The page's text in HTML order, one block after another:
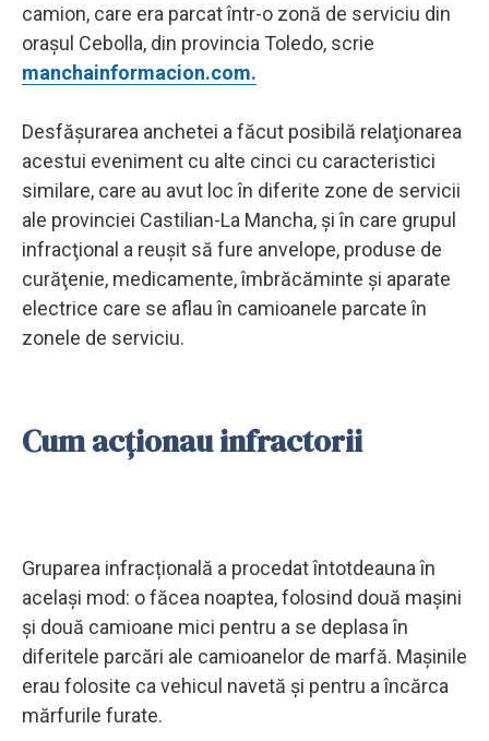
camion, care era parcat într-o zonă de serviciu din
orașul Cebolla, din provincia Toledo, scrie
manchainformacion.com.
Desfășurarea anchetei a făcut posibilă relaţionarea
acestui eveniment cu alte cinci cu caracteristici
similare, care au avut loc în diferite zone de servicii
ale provinciei Castilian-La Mancha, şi în care grupul
infracţional a reuşit să fure anvelope, produse de
curăţenie, medicamente, îmbrăcăminte și aparate
electrice care se aflau în camioanele parcate în
zonele de serviciu.
Cum acționau infractorii
Gruparea infracțională a procedat întotdeauna în
același mod: o făcea noaptea, folosind două mașini
și două camioane mici pentru a se deplasa în
diferitele parcări ale camioanelor de marfă. Mașinile
erau folosite ca vehicul navetă și pentru a încărca
mărfurile furate.